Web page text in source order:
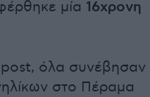
μία 16χρονη
όλα συνέβησαν
στο Πέραμα